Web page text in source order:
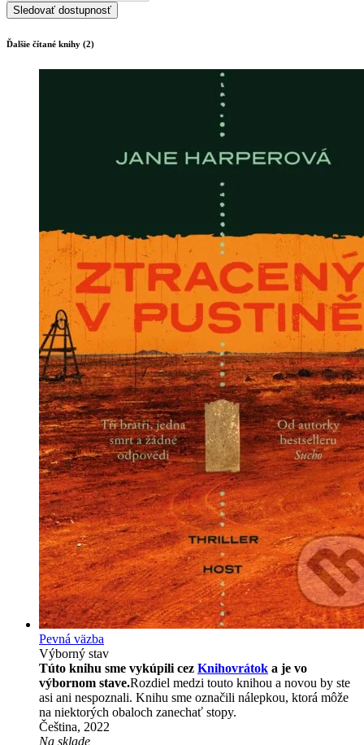
Sledovať dostupnosť
Ďalšie čítané knihy (2)
Pevná väzba
Výborný stav
Túto knihu sme vykúpili cez Knihovrátok a je vo
výbornom stave.Rozdiel medzi touto knihou a novou by ste
asi ani nespoznali. Knihu sme označili nálepkou, ktorá môže
na niektorých obaloch zanechať stopy.
Čeština, 2022
Na sklade